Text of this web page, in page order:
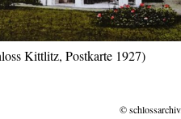
Kittlitz, Postkarte 1927)
©